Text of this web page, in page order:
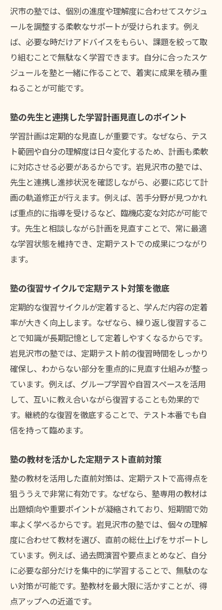
沢市の塾では、個別の進度や理解度に合わせてスケジュ
ールを調整する柔軟なサポートが受けられます。例え
ば、必要な時だけアドバイスをもらい、課題を絞って取
り組むことで無駄なく学習できます。自分に合ったスケ
ジュールを塾と一緒に作ることで、着実に成果を積み重
ねることが可能です。
塾の先生と連携した学習計画見直しのポイント
学習計画は定期的な見直しが重要です。なぜなら、テス
ト範囲や自分の理解度は日々変化するため、計画も柔軟
に対応させる必要があるからです。岩見沢市の塾では、
先生と連携し進捗状況を確認しながら、必要に応じて計
画の軌道修正が行えます。例えば、苦手分野が見つかれ
ば重点的に指導を受けるなど、臨機応変な対応が可能で
す。先生と相談しながら計画を見直すことで、常に最適
な学習状態を維持でき、定期テストでの成果につながり
ます。
塾の復習サイクルで定期テスト対策を徹底
定期的な復習サイクルが定着すると、学んだ内容の定着
率が大きく向上します。なぜなら、繰り返し復習するこ
とで知識が長期記憶として定着しやすくなるからです。
岩見沢市の塾では、定期テスト前の復習時間をしっかり
確保し、わからない部分を重点的に見直す仕組みが整っ
ています。例えば、グループ学習や自習スペースを活用
して、互いに教え合いながら復習することも効果的で
す。継続的な復習を徹底することで、テスト本番でも自
信を持って臨めます。
塾の教材を活かした定期テスト直前対策
塾の教材を活用した直前対策は、定期テストで高得点を
狙ううえで非常に有効です。なぜなら、塾専用の教材は
出題傾向や重要ポイントが凝縮されており、短期間で効
率よく学べるからです。岩見沢市の塾では、個々の理解
度に合わせて教材を選び、直前の総仕上げをサポートし
ています。例えば、過去問演習や要点まとめなど、自分
に必要な部分だけを集中的に学習することで、無駄のな
い対策が可能です。塾教材を最大限に活かすことが、得
点アップへの近道です。